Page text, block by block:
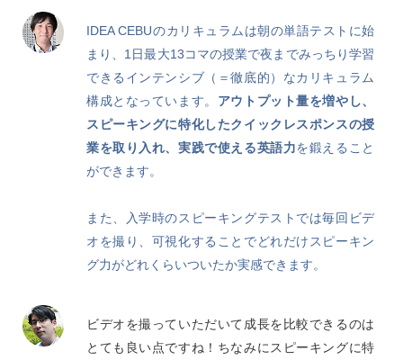
IDEA CEBUのカリキュラムは朝の単語テストに始
まり、1日最大13コマの授業で夜までみっちり学習
できるインテンシブ（＝徹底的）なカリキュラム
構成となっています。 アウトプット量を増やし、
スピーキングに特化したクイックレスポンスの授
業を取り入れ、実践で使える英語力を鍛えること
ができます。
また、入学時のスピーキングテストでは毎回ビデ
オを撮り、可視化することでどれだけスピーキン
グ力がどれくらいついたか実感できます。
ビデオを撮っていただいて成長を比較できるのは
とても良い点ですね！ちなみにスピーキングに特